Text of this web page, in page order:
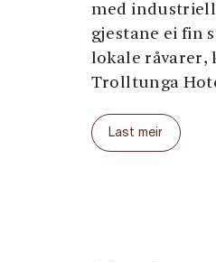
med industriell
gjestane ei fin
lokale råvarer,
Trolltunga
Last meir